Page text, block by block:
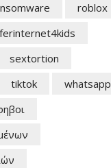
roblox
sextortion
tiktok
whatsapp